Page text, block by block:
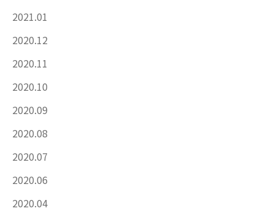
2021.01
2020.12
2020.11
2020.10
2020.09
2020.08
2020.07
2020.06
2020.04